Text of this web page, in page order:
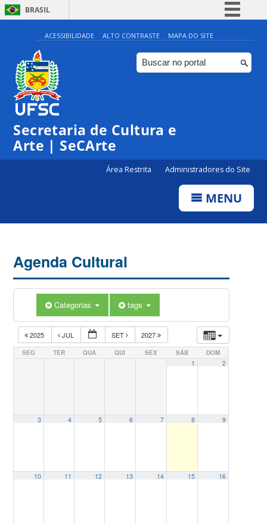
BRASIL
Simplifique!
Comunica BR
Participe
ACESSIBILIDADE ALTO CONTRASTE MAPA DO SITE
Secretaria de Cultura e
Arte | SeCArte
Área Restrita Administradores do Site
MENU
Agenda Cultural
Categorias tags
2025 JUL SET 2027
SEG TER QUA QUI SEX SÁB DOM
1 2
3 4 5 6 7 8 9
10 11 12 13 14 15 16